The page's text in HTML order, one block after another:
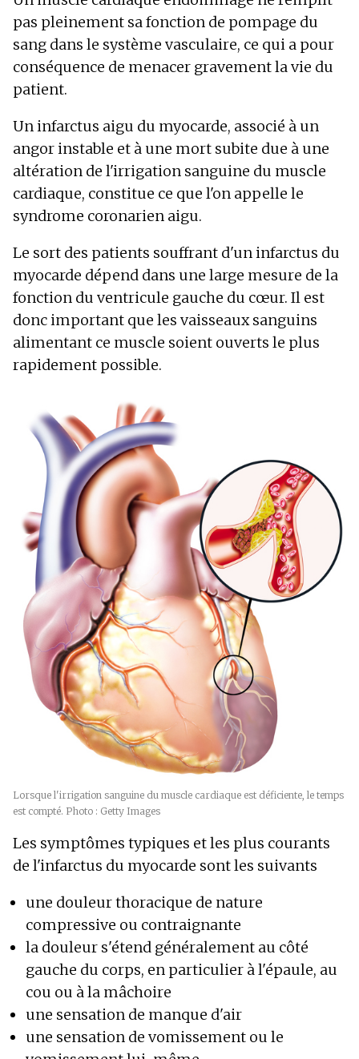
pas pleinement sa fonction de pompage du
sang dans le système vasculaire, ce qui a pour
conséquence de menacer gravement la vie du
patient.
Un infarctus aigu du myocarde, associé à un
angor instable et à une mort subite due à une
altération de l'irrigation sanguine du muscle
cardiaque, constitue ce que l'on appelle le
syndrome coronarien aigu.
Le sort des patients souffrant d'un infarctus du
myocarde dépend dans une large mesure de la
fonction du ventricule gauche du cœur. Il est
donc important que les vaisseaux sanguins
alimentant ce muscle soient ouverts le plus
rapidement possible.
Lorsque l'irrigation sanguine du muscle cardiaque est déficiente, le temps
est compté. Photo : Getty Images
Les symptômes typiques et les plus courants
de l'infarctus du myocarde sont les suivants
une douleur thoracique de nature
compressive ou contraignante
la douleur s'étend généralement au côté
gauche du corps, en particulier à l'épaule, au
cou ou à la mâchoire
une sensation de manque d'air
une sensation de vomissement ou le